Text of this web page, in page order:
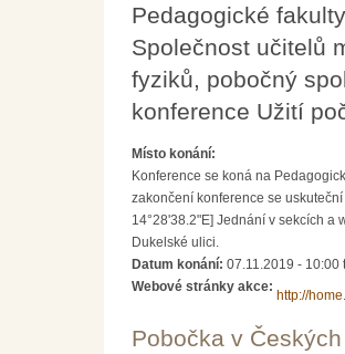
Pedagogické
Společnost učitelů
fyziků, pobočný
konference Užití
Místo konání:
Konference se koná na
zakončení konference se
14°28'38.2"E] Jednání v sekcích a
Dukelské ulici.
Datum konání: 07.11.2019 - 10:00
Webové stránky akce:
http://
Pobočka v